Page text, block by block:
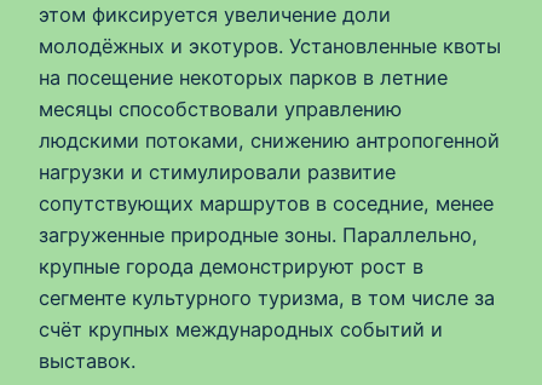
этом фиксируется увеличение доли
молодёжных и экотуров. Установленные квоты
на посещение некоторых парков в летние
месяцы способствовали управлению
людскими потоками, снижению антропогенной
нагрузки и стимулировали развитие
сопутствующих маршрутов в соседние, менее
загруженные природные зоны. Параллельно,
крупные города демонстрируют рост в
сегменте культурного туризма, в том числе за
счёт крупных международных событий и
выставок.